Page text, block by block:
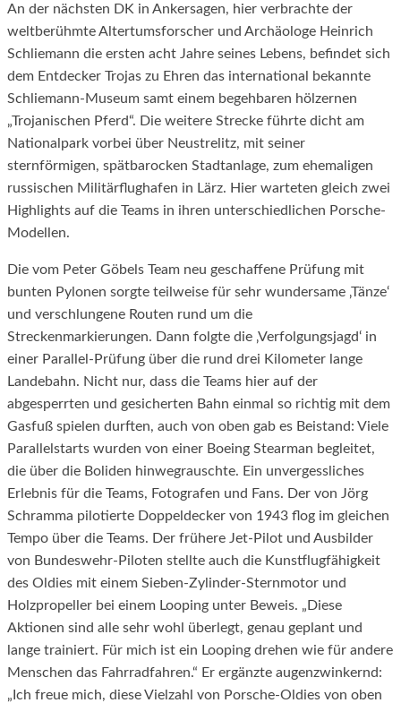
An der nächsten DK in Ankersagen, hier verbrachte der
weltberühmte Altertumsforscher und Archäologe Heinrich
Schliemann die ersten acht Jahre seines Lebens, befindet sich
dem Entdecker Trojas zu Ehren das international bekannte
Schliemann-Museum samt einem begehbaren hölzernen
„Trojanischen Pferd“. Die weitere Strecke führte dicht am
Nationalpark vorbei über Neustrelitz, mit seiner
sternförmigen, spätbarocken Stadtanlage, zum ehemaligen
russischen Militärflughafen in Lärz. Hier warteten gleich zwei
Highlights auf die Teams in ihren unterschiedlichen Porsche-
Modellen.
Die vom Peter Göbels Team neu geschaffene Prüfung mit
bunten Pylonen sorgte teilweise für sehr wundersame ‚Tänze‘
und verschlungene Routen rund um die
Streckenmarkierungen. Dann folgte die ‚Verfolgungsjagd‘ in
einer Parallel-Prüfung über die rund drei Kilometer lange
Landebahn. Nicht nur, dass die Teams hier auf der
abgesperrten und gesicherten Bahn einmal so richtig mit dem
Gasfuß spielen durften, auch von oben gab es Beistand: Viele
Parallelstarts wurden von einer Boeing Stearman begleitet,
die über die Boliden hinwegrauschte. Ein unvergessliches
Erlebnis für die Teams, Fotografen und Fans. Der von Jörg
Schramma pilotierte Doppeldecker von 1943 flog im gleichen
Tempo über die Teams. Der frühere Jet-Pilot und Ausbilder
von Bundeswehr-Piloten stellte auch die Kunstflugfähigkeit
des Oldies mit einem Sieben-Zylinder-Sternmotor und
Holzpropeller bei einem Looping unter Beweis. „Diese
Aktionen sind alle sehr wohl überlegt, genau geplant und
lange trainiert. Für mich ist ein Looping drehen wie für andere
Menschen das Fahrradfahren.“ Er ergänzte augenzwinkernd:
„Ich freue mich, diese Vielzahl von Porsche-Oldies von oben